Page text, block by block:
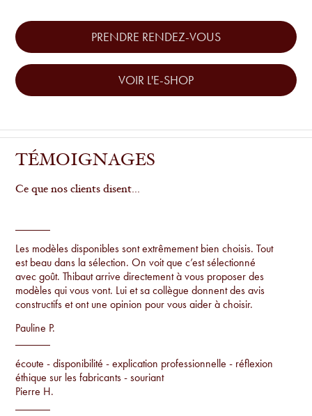
PRENDRE RENDEZ-VOUS
VOIR L'E-SHOP
TÉMOIGNAGES
Ce que nos clients disent...
Les modèles disponibles sont extrêmement bien choisis. Tout
est beau dans la sélection. On voit que c’est sélectionné
avec goût. Thibaut arrive directement à vous proposer des
modèles qui vous vont. Lui et sa collègue donnent des avis
constructifs et ont une opinion pour vous aider à choisir.
Pauline P.
écoute - disponibilité - explication professionnelle - réflexion
éthique sur les fabricants - souriant
Pierre H.